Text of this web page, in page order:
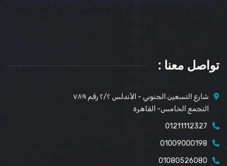
تواصل معنا :
شارع التسعين الجنوبي - الأندلس ٢/٢ رقم ٧٨٩
التجمع الخامس- القاهرة
01211112327
01009000198
01080526080